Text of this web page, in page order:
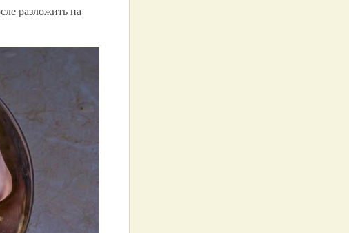
разложить на